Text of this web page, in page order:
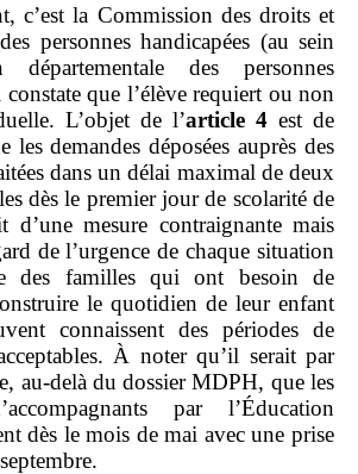
c’est la Commission des droits et
personnes handicapées (au sein
des personnes
que l’élève requiert ou non
L’objet de l’article 4 est de
les demandes déposées auprès des
dans un délai maximal de deux
dès le premier jour de scolarité de
d’une mesure contraignante mais
de l’urgence de chaque situation
des familles qui ont besoin de
le quotidien de leur enfant
connaissent des périodes de
À noter qu’il serait par
au‐delà du dossier MDPH, que les
par l’Éducation
dès le mois de mai avec une prise